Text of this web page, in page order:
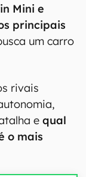
Mini e
principais
um carro
rivais
e qual
o mais